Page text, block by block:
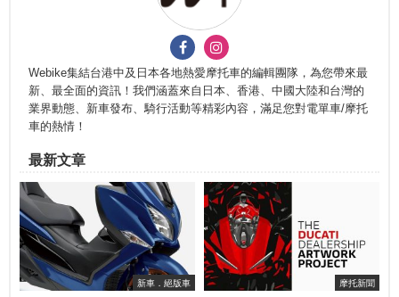
Webike集結台港中及日本各地熱愛摩托車的編輯團隊，為您帶來最
新、最全面的資訊！我們涵蓋來自日本、香港、中國大陸和台灣的
業界動態、新車發布、騎行活動等精彩內容，滿足您對電單車/摩托
車的熱情！
最新文章
新車．絕版車 摩托新聞